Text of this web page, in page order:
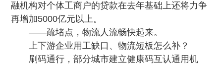
融机构对个体工商户的贷款在去年基础上还将力争
再增加5000亿元以上。
——疏堵点，物流人流畅快起来。
上下游企业用工缺口、物流短板怎么补？
刷码通行，部分城市建立健康码互认通用机